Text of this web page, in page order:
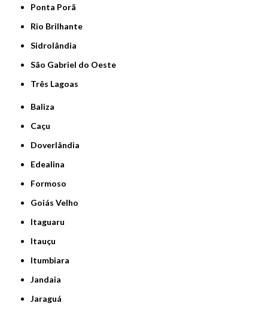
Ponta Porã
Rio Brilhante
Sidrolândia
São Gabriel do Oeste
Três Lagoas
Baliza
Caçu
Doverlândia
Edealina
Formoso
Goiás Velho
Itaguaru
Itauçu
Itumbiara
Jandaia
Jaraguá